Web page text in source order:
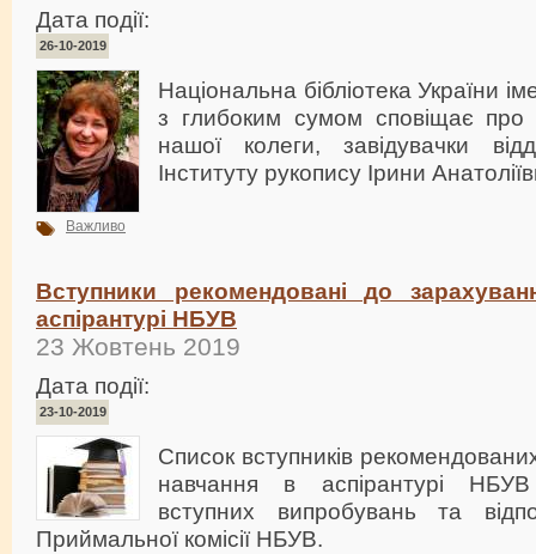
Дата події:
26-10-2019
Національна бібліотека України
з глибоким сумом сповіщає про
нашої колеги, завідувачки
Інституту рукопису Ірини
Важливо
Вступники рекомендовані до
аспірантурі НБУВ
23 Жовтень 2019
Дата події:
23-10-2019
Список вступників
навчання в аспірантурі
вступних випробувань та
Приймальної комісії НБУВ.